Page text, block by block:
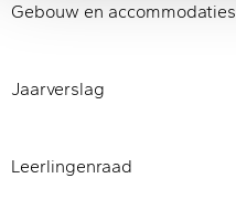
Gebouw en accommodaties
Jaarverslag
Leerlingenraad